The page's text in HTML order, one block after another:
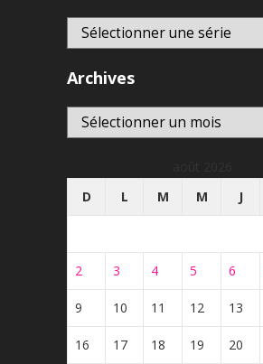
Archives
Archives
D
L M M J
2 3 4 5 6
9 10 11 12 13
16 17 18 19 20